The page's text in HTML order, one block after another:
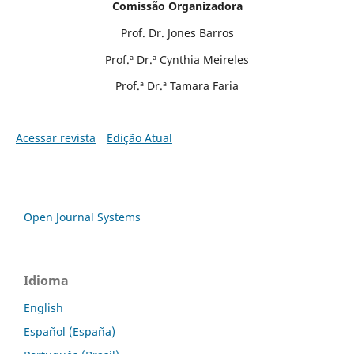
Comissão Organizadora
Prof. Dr. Jones Barros
Prof.ª Dr.ª Cynthia Meireles
Prof.ª Dr.ª Tamara Faria
Acessar revista Edição Atual
Open Journal Systems
Idioma
English
Español (España)